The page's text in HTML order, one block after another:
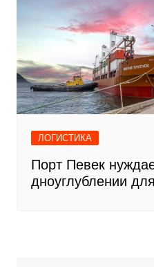
ЛОГИСТИКА
Порт Певек
дноуглублении